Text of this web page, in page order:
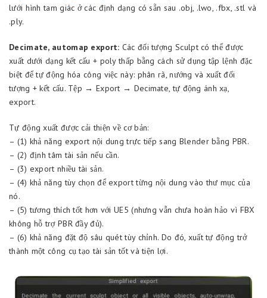
lưới hình tam giác ở các định dạng có sẵn sau .obj, .lwo, .fbx, .stl và
.ply.
Decimate, automap export: Các đối tượng Sculpt có thể được
xuất dưới dạng kết cấu + poly thấp bằng cách sử dụng tập lệnh đặc
biệt để tự động hóa công việc này: phân rã, nướng và xuất đối
tượng + kết cấu. Tệp → Export → Decimate, tự động ánh xạ,
export.
Tự động xuất được cải thiện về cơ bản:
– (1) khả năng export nội dung trực tiếp sang Blender bằng PBR.
– (2) định tâm tài sản nếu cần.
– (3) export nhiều tài sản.
– (4) khả năng tùy chọn để export từng nội dung vào thư mục của
nó.
– (5) tương thích tốt hơn với UE5 (nhưng vẫn chưa hoàn hảo vì FBX
không hỗ trợ PBR đầy đủ).
– (6) khả năng đặt độ sâu quét tùy chỉnh. Do đó, xuất tự động trở
thành một công cụ tạo tài sản tốt và tiện lợi.